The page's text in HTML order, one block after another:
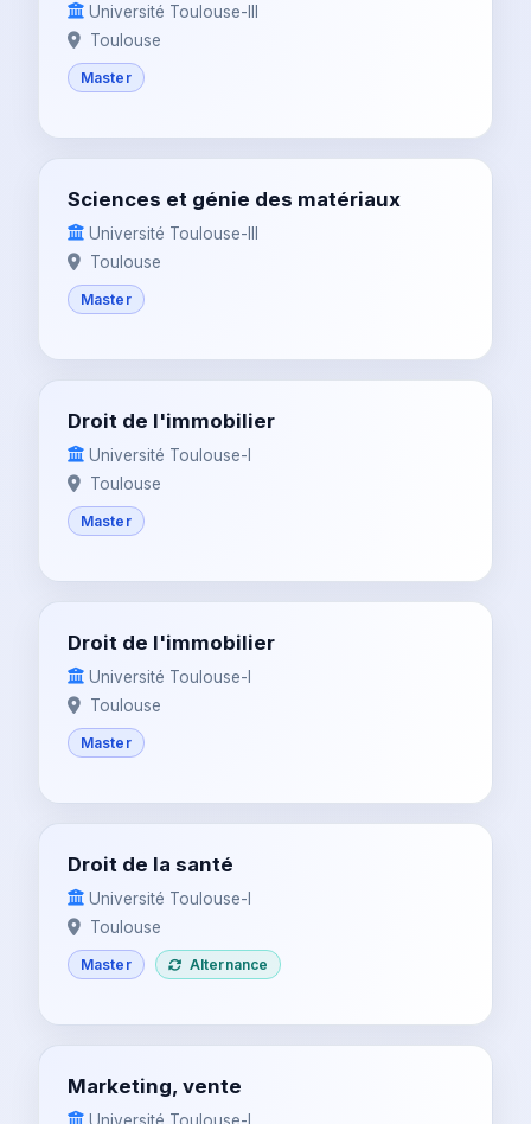
Université Toulouse-III
Toulouse
Master
Sciences et génie des matériaux
Université Toulouse-III
Toulouse
Master
Droit de l'immobilier
Université Toulouse-I
Toulouse
Master
Droit de l'immobilier
Université Toulouse-I
Toulouse
Master
Droit de la santé
Université Toulouse-I
Toulouse
Master Alternance
Marketing, vente
Université Toulouse-I